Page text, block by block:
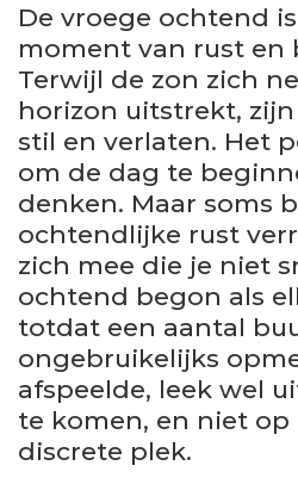
De vroege ochtend
moment van rust en
Terwijl de zon zich
horizon uitstrekt,
stil en verlaten. Het
om de dag te
denken. Maar soms
ochtendlijke rust
zich mee die je niet
ochtend begon als
totdat een aantal
ongebruikelijks
afspeelde, leek wel
te komen, en niet op
discrete plek.